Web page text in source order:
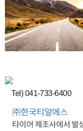
Tel) 041-733-6400